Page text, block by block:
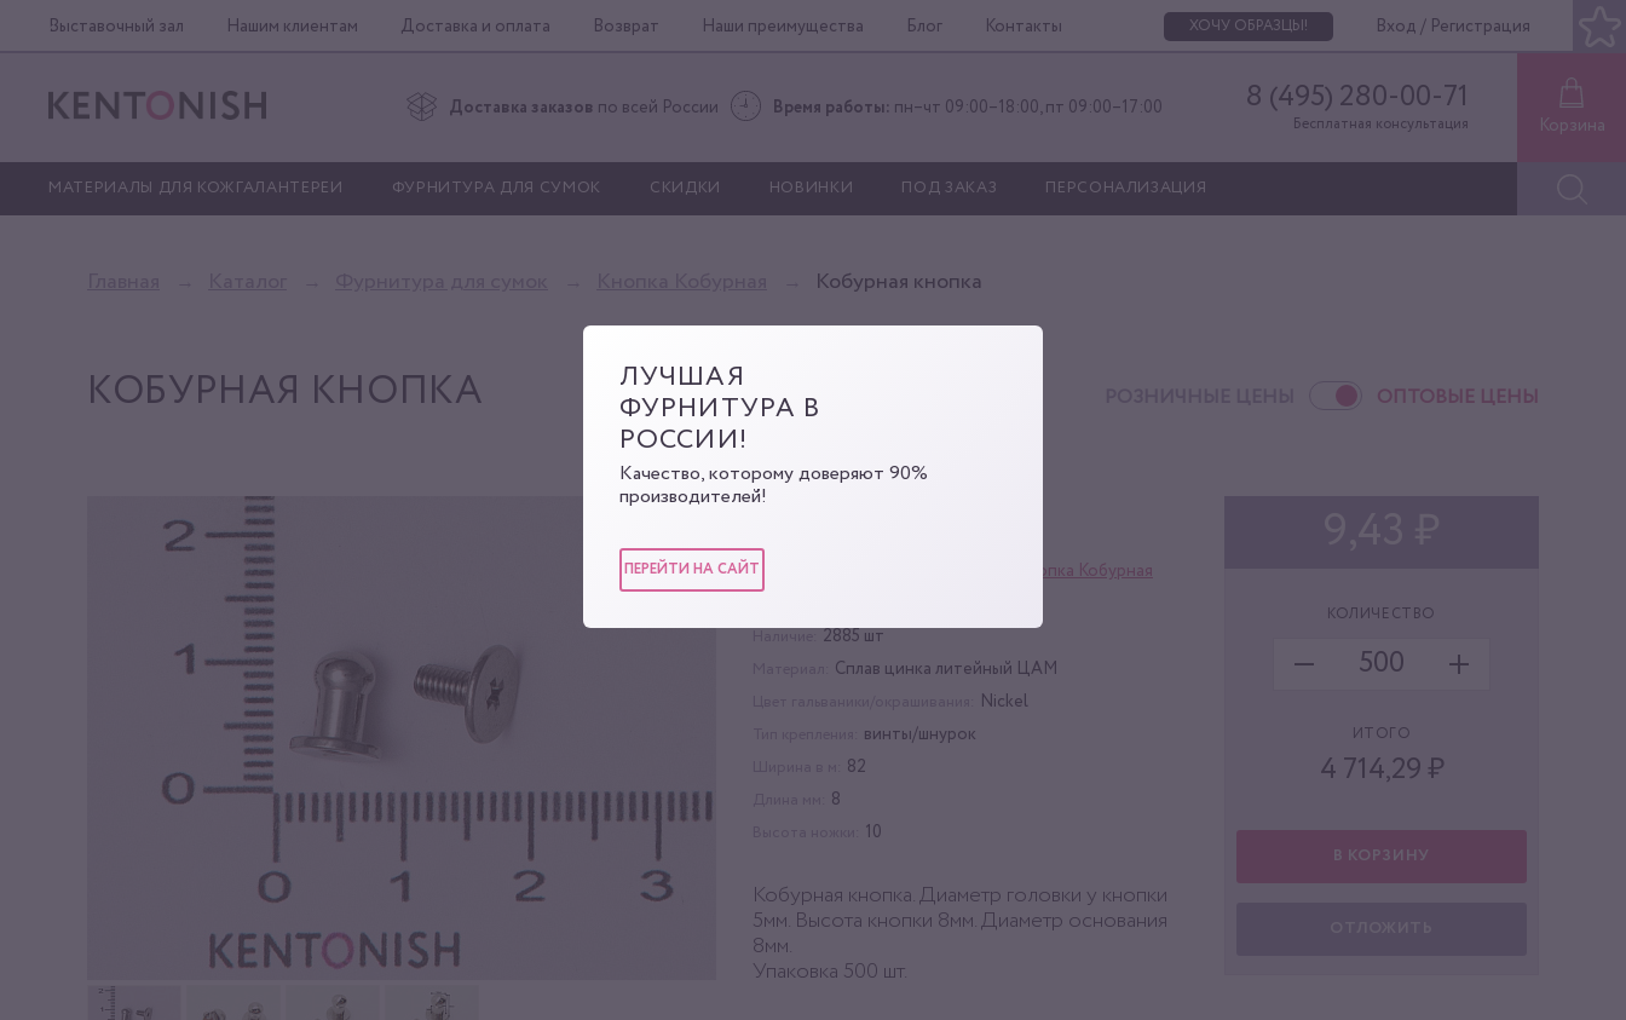
Выставочный зал Нашим клиентам Доставка и оплата Возврат Наши преимущества Блог Контакты ХОЧУ ОБРАЗЦЫ! Вход / Регистрация
Доставка заказов по всей России Время работы: пн–чт 09:00–18:00, пт 09:00–17:00 8 (495) 280-00-71
Бесплатная консультация Корзина
МАТЕРИАЛЫ ДЛЯ КОЖГАЛАНТЕРЕИ ФУРНИТУРА ДЛЯ СУМОК СКИДКИ НОВИНКИ ПОД ЗАКАЗ ПЕРСОНАЛИЗАЦИЯ
Кобурная кнопка
КОБУРНАЯ КНОПКА
Артикул:
Категории: Кнопка Кобурная
2885 шт
Сплав цинка литейный ЦАМ
Nickel
винты/шнурок
82
8
10
Кобурная кнопка. Диаметр головки у кнопки
5мм. Высота кнопки 8мм. Диаметр основания
8мм.
Упаковка 500 шт.
ОПТОВЫЕ ЦЕНЫ
КОЛИЧЕСТВО
ИТОГО
4 714,29 ₽
В КОРЗИНУ
ЛУЧШАЯ
ФУРНИТУРА В
РОССИИ!
Качество, которому доверяют 90%
производителей!
ПЕРЕЙТИ НА САЙТ